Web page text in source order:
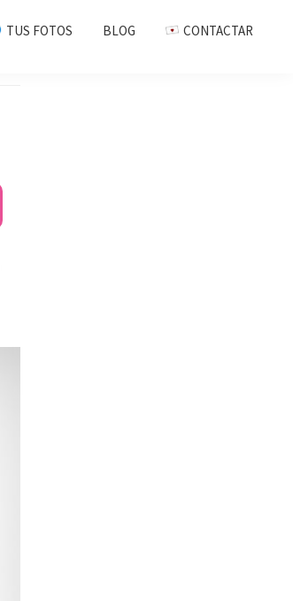
TUS FOTOS BLOG CONTACTAR